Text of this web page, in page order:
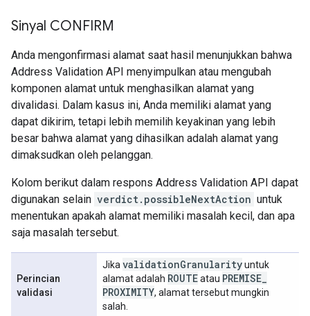
Sinyal CONFIRM
Anda mengonfirmasi alamat saat hasil menunjukkan bahwa
Address Validation API menyimpulkan atau mengubah
komponen alamat untuk menghasilkan alamat yang
divalidasi. Dalam kasus ini, Anda memiliki alamat yang
dapat dikirim, tetapi lebih memilih keyakinan yang lebih
besar bahwa alamat yang dihasilkan adalah alamat yang
dimaksudkan oleh pelanggan.
Kolom berikut dalam respons Address Validation API dapat
digunakan selain verdict.possibleNextAction untuk
menentukan apakah alamat memiliki masalah kecil, dan apa
saja masalah tersebut.
Perincian
validasi
Jika validationGranularityuntuk
alamat adalah ROUTEatau PREMISE
PROXIMITY, alamat tersebut mungkin
salah.